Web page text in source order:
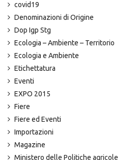
covid19
Denominazioni di Origine
Dop Igp Stg
Ecologia – Ambiente – Territorio
Ecologia e Ambiente
Etichettatura
Eventi
EXPO 2015
Fiere
Fiere ed Eventi
Importazioni
Magazine
Ministero delle Politiche agricole